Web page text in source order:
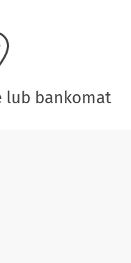
lub bankomat